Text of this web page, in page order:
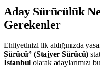
Aday Sürücülük
Gerekenler
Ehliyetinizi ilk aldığınızda
Sürücü” (Stajyer Sürücü)
İstanbul olarak adaylarımızı